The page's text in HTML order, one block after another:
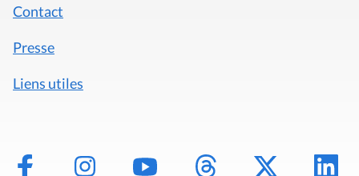
Contact
Presse
Liens utiles